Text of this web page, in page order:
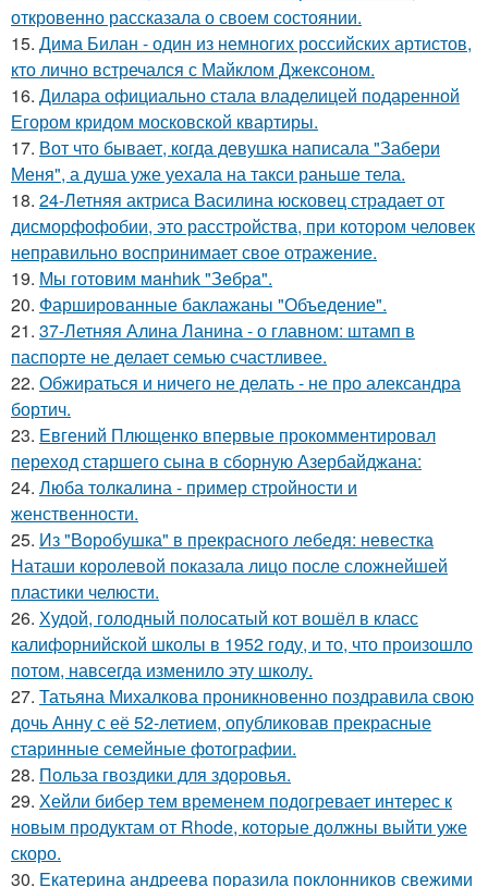
откровенно рассказала о своем состоянии.
15. Дима Билан - один из немногих российских артистов,
кто лично встречался с Майклом Джексоном.
16. Дилара официально стала владелицей подаренной
Егором кридом московской квартиры.
17. Вот что бывает, когда девушка написала "Забери
Меня", а душа уже уехала на такси раньше тела.
18. 24-Летняя актриса Василина юсковец страдает от
дисморфофобии, это расстройства, при котором человек
неправильно воспринимает свое отражение.
19. Мы готовим мaнhиk "Зeбpa".
20. Фаршированные баклажаны "Объедение".
21. 37-Летняя Алина Ланина - о главном: штамп в
паспорте не делает семью счастливее.
22. Обжираться и ничего не делать - не про александра
бортич.
23. Евгений Плющенко впервые прокомментировал
переход старшего сына в сборную Азербайджана:
24. Люба толкалина - пример стройности и
женственности.
25. Из "Воробушка" в прекрасного лебедя: невестка
Наташи королевой показала лицо после сложнейшей
пластики челюсти.
26. Худой, голодный полосатый кот вошёл в класс
калифорнийской школы в 1952 году, и то, что произошло
потом, навсегда изменило эту школу.
27. Татьяна Михалкова проникновенно поздравила свою
дочь Анну с её 52-летием, опубликовав прекрасные
старинные семейные фотографии.
28. Польза гвоздики для здоровья.
29. Хейли бибер тем временем подогревает интерес к
новым продуктам от Rhode, которые должны выйти уже
скоро.
30. Екатерина андреева поразила поклонников свежими